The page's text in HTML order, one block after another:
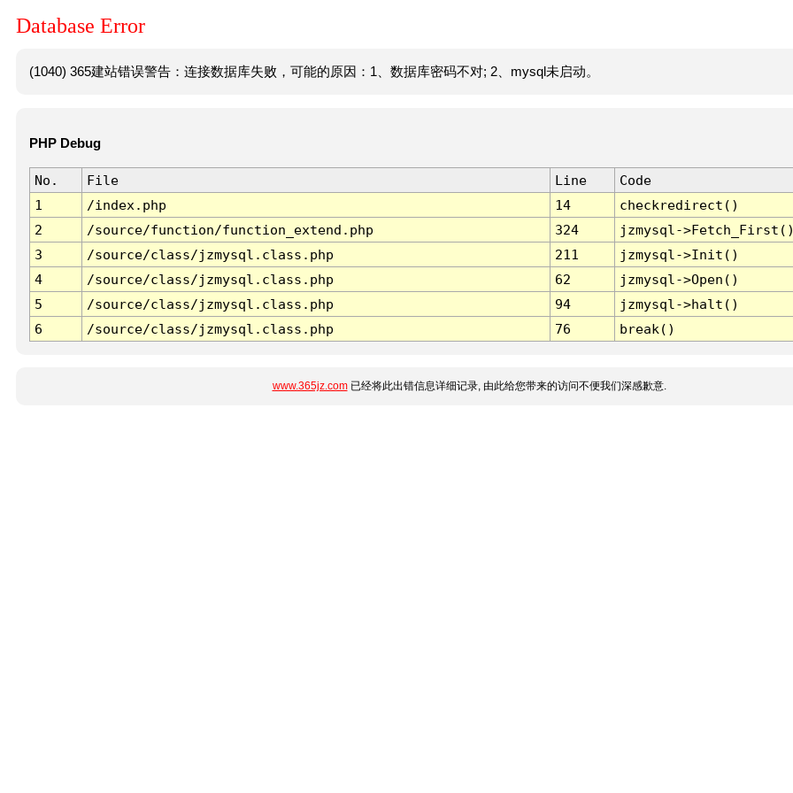
Database Error
(1040) 365建站错误警告：连接数据库失败，可能的原因：1、数据库密码不对; 2、mysql未启动。
PHP Debug
No. File Line
Code
1
/index.php 14
checkredirect()
2
/source/function/function_extend.php 324
jzmysql-
3
/source/class/jzmysql.class.php 211
jzmysql->Init()
4
/source/class/jzmysql.class.php 62
jzmysql->Open()
5
/source/class/jzmysql.class.php 94
jzmysql->halt()
6
/source/class/jzmysql.class.php 76 break()
www.365jz.com已经将此出错信息详细记录, 由此给您带来的访问不便我们深感歉意.